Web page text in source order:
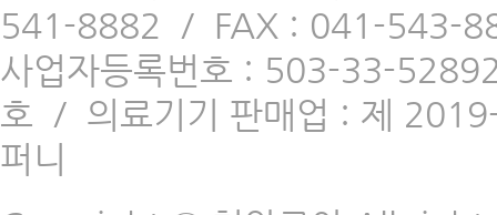
541-8882 / FAX : 041-543-
사업자등록번호 : 503-33-
호 / 의료기기 판매업 : 제
퍼니